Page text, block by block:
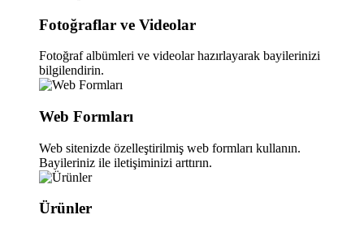
Fotoğraflar ve Videolar
Fotoğraf albümleri ve videolar hazırlayarak bayilerinizi
bilgilendirin.
Web Formları
Web sitenizde özelleştirilmiş web formları kullanın.
Bayileriniz ile iletişiminizi arttırın.
Ürünler